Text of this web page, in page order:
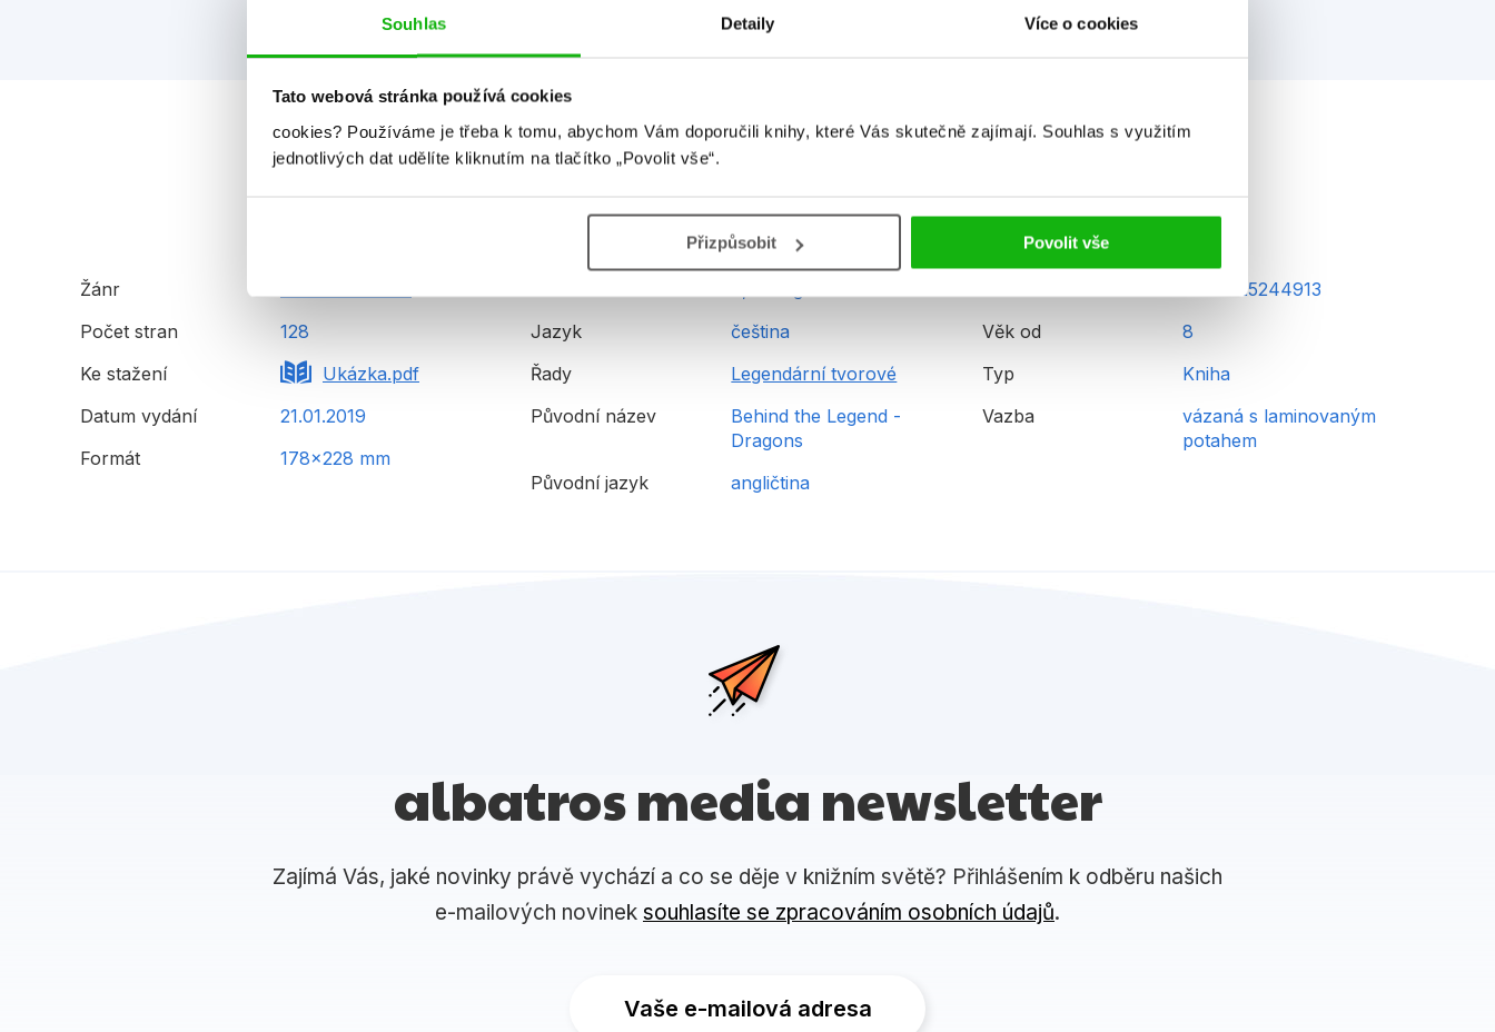
Souhlas Detaily Více o cookies
Tato webová stránka používá cookies
cookies? Používáme je třeba k tomu, abychom Vám doporučili knihy, které Vás skutečně zajímají. Souhlas s využitím
jednotlivých dat udělíte kliknutím na tlačítko „Povolit vše“.
Přizpůsobit Povolit vše
Detailní informace
Žánr
Počet stran
128
Ke stažení
Ukázka.pdf
Datum vydání
21.01.2019
Formát
178x228 mm
Jazyk
čeština
Řady
Legendární tvorové
Původní název
Behind the Legend -
Dragons
Původní jazyk
angličtina
9788025244913
Věk od
8
Typ
Kniha
Vazba
vázaná s laminovaným
potahem
albatros media newsletter
Zajímá Vás, jaké novinky právě vychází a co se děje v knižním světě? Přihlášením k odběru našich
e-mailových novinek souhlasíte se zpracováním osobních údajů.
Vaše e-mailová adresa